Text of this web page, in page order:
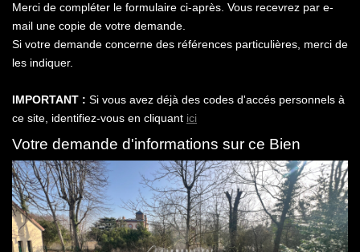
Honoraires
Merci de compléter le formulaire ci-après. Vous recevrez par e-
mail une copie de votre demande.
Si votre demande concerne des références particulières, merci de
les indiquer.
IMPORTANT : Si vous avez déjà des codes d'accés personnels à
ce site, identifiez-vous en cliquant ici
Votre demande d'informations sur ce Bien